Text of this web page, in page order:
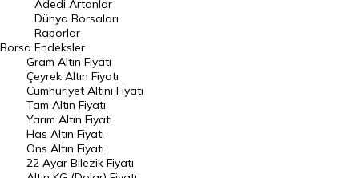
Geçmiş Kapanışlar
Dünya Borsaları
Raporlar
Endeksler
DÖVİZ
Döviz Kuru
Dolar Kuru
Borsa
Adedi Artanlar
Dünya Borsaları
Raporlar
Endeksler
Gram Altın Fiyatı
Çeyrek Altın Fiyatı
Cumhuriyet Altını Fiyatı
Tam Altın Fiyatı
Yarım Altın Fiyatı
Has Altın Fiyatı
Ons Altın Fiyatı
22 Ayar Bilezik Fiyatı